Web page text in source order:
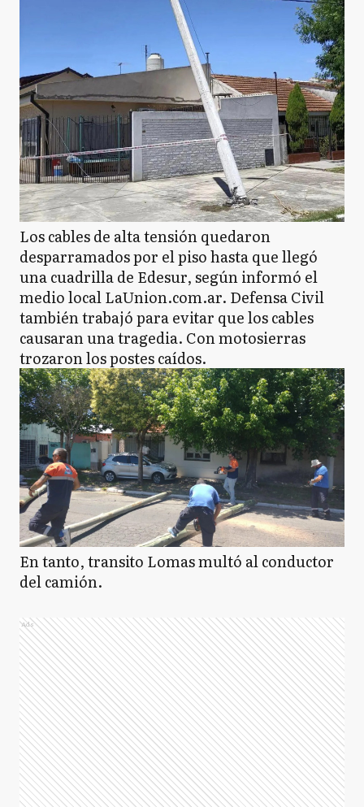
Los cables de alta tensión quedaron
desparramados por el piso hasta que llegó
una cuadrilla de Edesur, según informó el
medio local LaUnion.com.ar. Defensa Civil
también trabajó para evitar que los cables
causaran una tragedia. Con motosierras
trozaron los postes caídos.
En tanto, transito Lomas multó al conductor
del camión.
Ads